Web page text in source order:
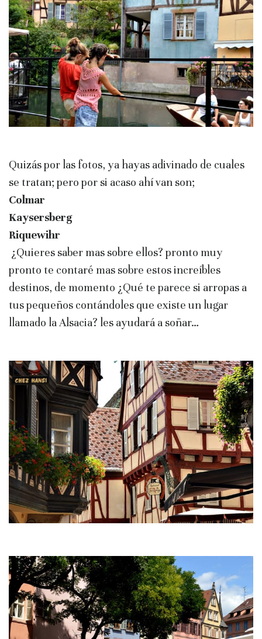
Quizás por las fotos, ya hayas adivinado de cuales
se tratan; pero por si acaso ahí van son;
Colmar
Kaysersberg
Riquewihr
¿Quieres saber mas sobre ellos? pronto muy
pronto te contaré mas sobre estos increíbles
destinos, de momento ¿Qué te parece si arropas a
tus pequeños contándoles que existe un lugar
llamado la Alsacia? les ayudará a soñar…